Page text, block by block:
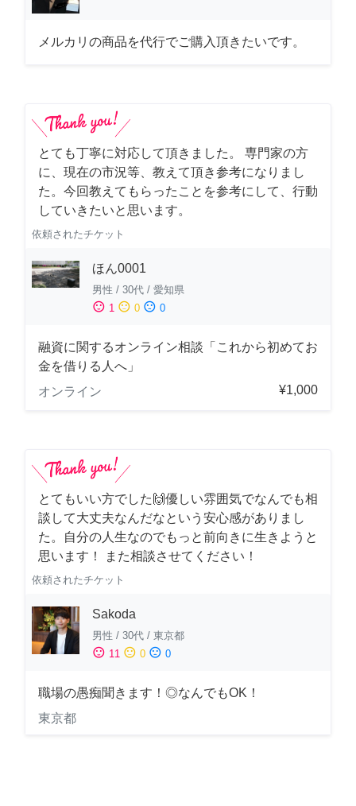
メルカリの商品を代行でご購入頂きたいです。
とても丁寧に対応して頂きました。 専門家の方
に、現在の市況等、教えて頂き参考になりまし
た。今回教えてもらったことを参考にして、行動
していきたいと思います。
依頼されたチケット
ほん0001
男性 / 30代 / 愛知県
sentiment_satisfied 1 sentiment_neutral 0 sentiment_dissatisfied 0
融資に関するオンライン相談「これから初めてお
金を借りる人へ」
オンライン
¥1,000
とてもいい方でした🙌優しい雰囲気でなんでも相
談して大丈夫なんだなという安心感がありまし
た。自分の人生なのでもっと前向きに生きようと
思います！ また相談させてください！
依頼されたチケット
Sakoda
男性 / 30代 / 東京都
sentiment_satisfied 11 sentiment_neutral 0 sentiment_dissatisfied 0
職場の愚痴聞きます！◎なんでもOK！
東京都